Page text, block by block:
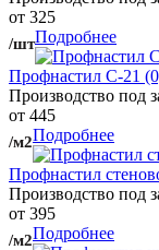
от 325
/штПодробнее
Профнастил С-21
Производство под
от 445
/м2Подробнее
Профнастил
Производство под
от 395
/м2Подробнее